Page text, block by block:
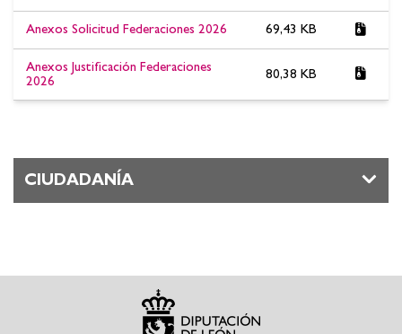
Anexos Solicitud Federaciones 2026 69,43 KB
Anexos Justificación Federaciones
2026
80,38 KB
CIUDADANÍA